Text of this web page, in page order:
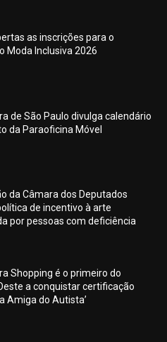
as inscrições para o
Moda Inclusiva 2026
de São Paulo divulga calendário
da Paraoficina Móvel
da Câmara dos Deputados
de incentivo à arte
por pessoas com deficiência
Shopping é o primeiro do
a conquistar certificação
Amiga do Autista’